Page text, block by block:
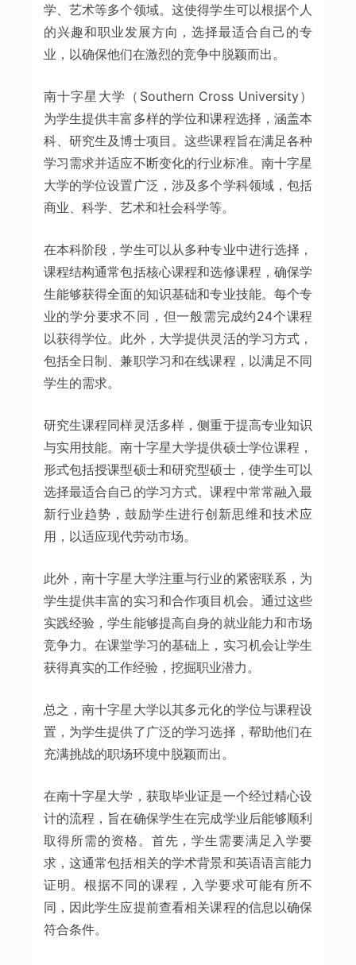
学、艺术等多个领域。这使得学生可以根据个人
的兴趣和职业发展方向，选择最适合自己的专
业，以确保他们在激烈的竞争中脱颖而出。
南十字星大学（Southern Cross University）
为学生提供丰富多样的学位和课程选择，涵盖本
科、研究生及博士项目。这些课程旨在满足各种
学习需求并适应不断变化的行业标准。南十字星
大学的学位设置广泛，涉及多个学科领域，包括
商业、科学、艺术和社会科学等。
在本科阶段，学生可以从多种专业中进行选择，
课程结构通常包括核心课程和选修课程，确保学
生能够获得全面的知识基础和专业技能。每个专
业的学分要求不同，但一般需完成约24个课程
以获得学位。此外，大学提供灵活的学习方式，
包括全日制、兼职学习和在线课程，以满足不同
学生的需求。
研究生课程同样灵活多样，侧重于提高专业知识
与实用技能。南十字星大学提供硕士学位课程，
形式包括授课型硕士和研究型硕士，使学生可以
选择最适合自己的学习方式。课程中常常融入最
新行业趋势，鼓励学生进行创新思维和技术应
用，以适应现代劳动市场。
此外，南十字星大学注重与行业的紧密联系，为
学生提供丰富的实习和合作项目机会。通过这些
实践经验，学生能够提高自身的就业能力和市场
竞争力。在课堂学习的基础上，实习机会让学生
获得真实的工作经验，挖掘职业潜力。
总之，南十字星大学以其多元化的学位与课程设
置，为学生提供了广泛的学习选择，帮助他们在
充满挑战的职场环境中脱颖而出。
在南十字星大学，获取毕业证是一个经过精心设
计的流程，旨在确保学生在完成学业后能够顺利
取得所需的资格。首先，学生需要满足入学要
求，这通常包括相关的学术背景和英语语言能力
证明。根据不同的课程，入学要求可能有所不
同，因此学生应提前查看相关课程的信息以确保
符合条件。